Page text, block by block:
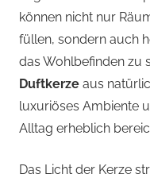
können nicht nur
füllen, sondern auch
das Wohlbefinden zu
Duftkerze aus
luxuriöses Ambiente
Alltag erheblich
Das Licht der Kerze